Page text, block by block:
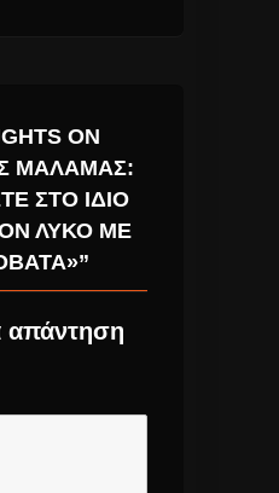
ON
ΜΆΛΑΜΑΣ:
ΣΤΟ ΊΔΙΟ
ΛΎΚΟ ΜΕ
απάντηση